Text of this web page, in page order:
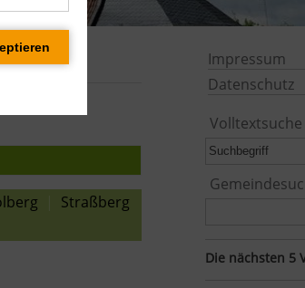
Straßberg
Impressum
Datenschutz
Volltextsuche
Die nächsten 5